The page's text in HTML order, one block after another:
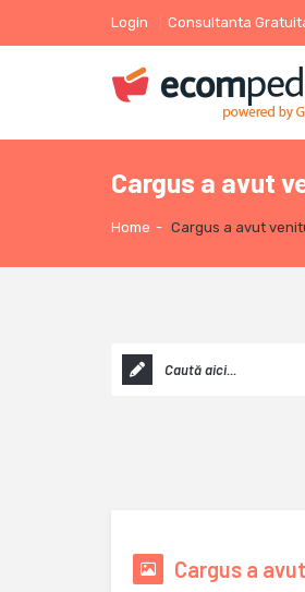
Login Consultanta
Cargus a avut
Home - Cargus a avut
Cargus a